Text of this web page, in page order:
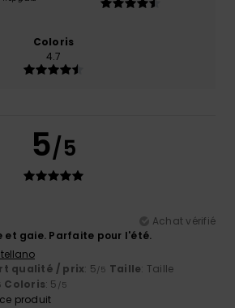
Coloris
4.7
5/5
Achat vérifié
et gaie. Parfaite pour l'été.
qualité / prix: 5/5 Taille: Taille
Coloris: 5 /5
produit